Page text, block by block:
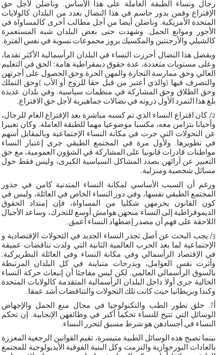
رجال ونساء الطبقة العاملة على هذا الأساس. وناضلن لأجل حق
الإقتراع وقمن بدور حاسم في هذا النضال بعدد من البلدان كالولايات
المتحدة الأمريكية. وناضلن أيضا من أجل مطالب أخرى كالمساواة في
الأجور وموانع الحمل. وشهدت حتى بعض البلدان شبه المستعمرة
كالشيلي والأرجنتين والمكسيك بروز مجموعات نسوية في نفس الفترة.
وبفضل هذا النضال أحرزت النساء في البلدان الرأسمالية الأكثر تقدما،
وعلى مستويات متعددة، عدة حقوق ديمقراطية هامة: الحق في التعليم
العالي وحق ممارسة التجارة والمهن الحرة وحق الحصول على أجرتهن
والتصرف فيها (والذي أعتبر من قبل حقا للزوج أو الأب )وحق التملك
وحق الطلاق وحق المشاركة في منظمات سياسية. وفي بلدان عديدة
بلغ هذا التمرد الأول ذروته في نضالات جماهيرية لأجل حق الاقتراع.
2/ كان اقتراع النساء الذي تم كسبه مباشرة بعد الإقتراع العام للرجال،
وأحيانا بتزامن معه، مكسبا موضوعيا مهما للطبقة العاملة. وكان تعبيرا
عن التحولات التي جرت في مكانة النساء الإجتماعية وبالمقابل أسهم
في تطويرها. ولأول مرة في المجتمع الطبقي جرى إعتبار النساء
مواطنات قادرات قانونيا على المشاركة في الشؤون العمومية، مع حق
التعبير عن آرائهن بصدد المشاكل السياسية الكبرى، وليس فقط حول
مسائل شخصية ومنزلية.
ورغم أن السبب الأساسي لمكانة النساء المتدنية كامن في جذور
المجتمع الطبقي نفسها، وفي دور النساء الخاص في العائلة، وليس في
كون القانون يحرمهن شكليا من المساواة، فإن إمتداد الحقوق
الديموقراطية إلى النساء منحهن هوامش أوسع للتحرك، وساعد الأجيال
اللاحقة على فهم أن مصدر إضطهاد النساء أعمق.
3/ يجب البحث عن أصل تجذر النساء الجديد في التحولات الإقتصادية و
الإجتماعية لما بعد الحرب العالمية الثانية التي ولدت تناقضات عميقة
في الإقتصاد الرأسمالي وفي مكانة النساء وفي العائلة البطريركية.
وأثرت نفس العوامل، وبدرجات متباينة في كل البلدان المرتبطة
بالسوق الرأسمالي العالمي. لكن ليس مفاجئا أن إنبعاث حركة النساء
الحالية جرى أولا داخل البلدان الرأسمالية المتقدمة كالولايات المتحدة
وكندا وبريطانيا حيث كانت تلك التحولات والتناقضات أشد عمقا.
أ?. خلق تطور الطب والتكنولوجيا في مجال منع الحمل والإجهاض
الوسائل التي تتيح للنساء تحكما أكبر في وظائفهن الإنجابية. إن تحكم
النساء في أجسادهن هو شرط مسبق لتحرر النساء.
بينما تصبح هذه الوسائل الطبية متيسرة، تقيم القوانين الرجعية المعززة
بالعادات البورجوازية والتزمت وكل البنية الفوقية الأيديولوجية للمجتمع